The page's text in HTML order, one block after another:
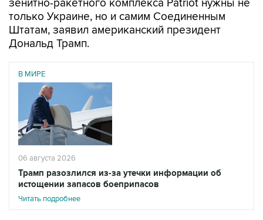
зенитно-ракетного комплекса Patriot нужны не
только Украине, но и самим Соединенным
Штатам, заявил американский президент
Дональд Трамп.
В МИРЕ
06 августа 2026
Трамп разозлился из-за утечки информации об
истощении запасов боеприпасов
Читать подробнее